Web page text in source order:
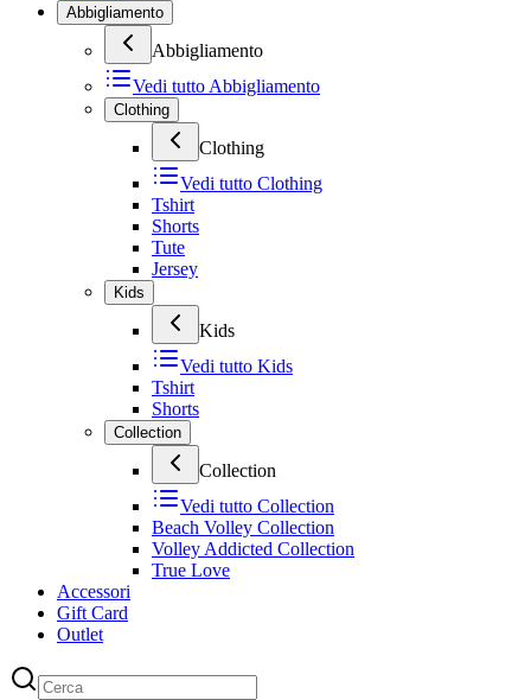
Abbigliamento
Abbigliamento
Vedi tutto Abbigliamento
Clothing
Clothing
Vedi tutto Clothing
Tshirt
Shorts
Tute
Jersey
Kids
Kids
Vedi tutto Kids
Tshirt
Shorts
Collection
Collection
Vedi tutto Collection
Beach Volley Collection
Volley Addicted Collection
True Love
Accessori
Gift Card
Outlet